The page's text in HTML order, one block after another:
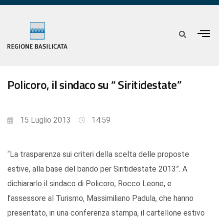
Policoro, il sindaco su “ Siritidestate”
15 Luglio 2013 14:59
“La trasparenza sui criteri della scelta delle proposte
estive, alla base del bando per Siritidestate 2013”. A
dichiararlo il sindaco di Policoro, Rocco Leone, e
l’assessore al Turismo, Massimiliano Padula, che hanno
presentato, in una conferenza stampa, il cartellone estivo